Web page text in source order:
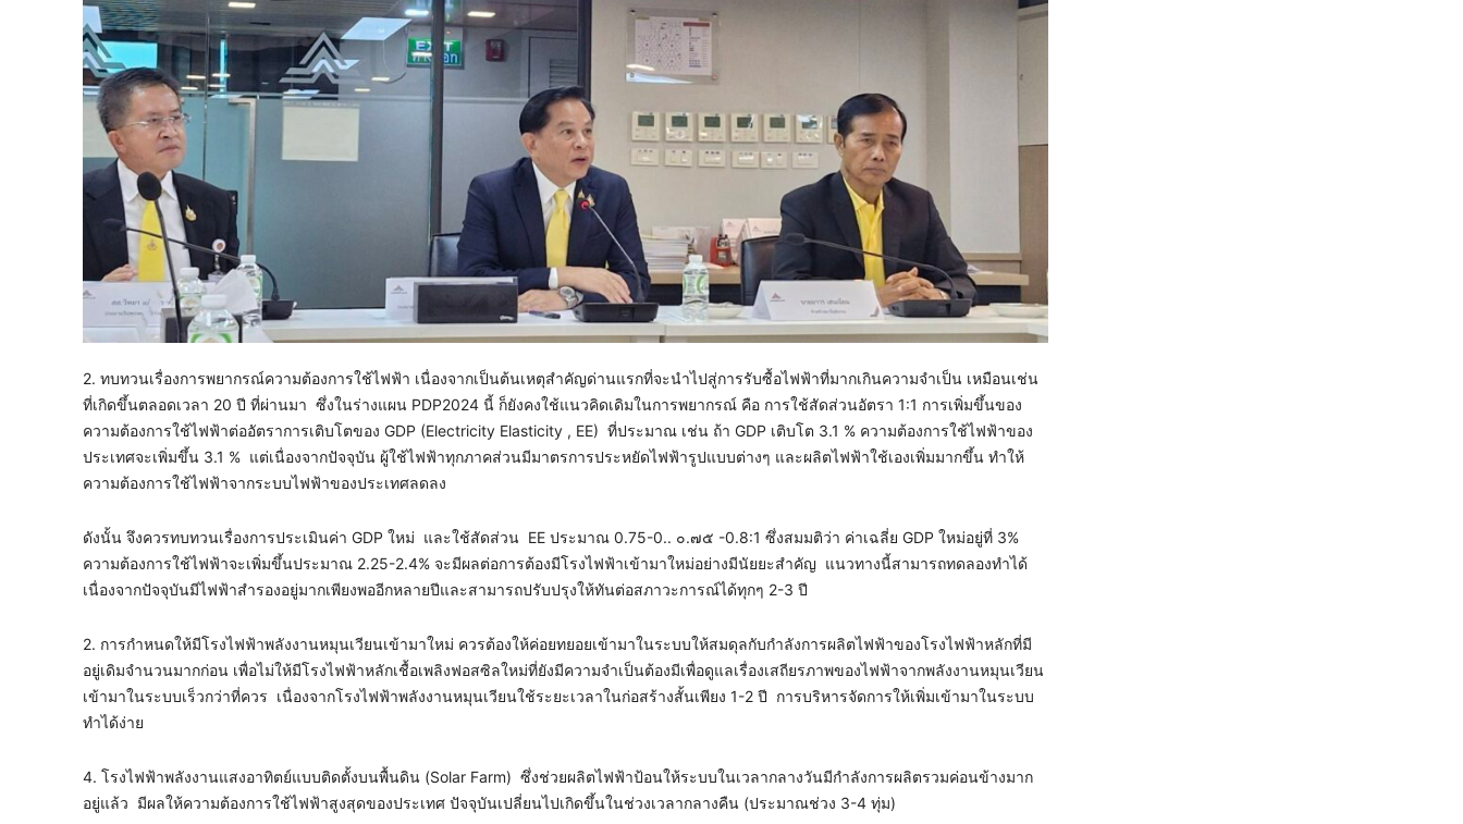
2. ทบทวนเรื่องการพยากรณ์ความต้องการใช้ไฟฟ้า เนื่องจากเป็นต้นเหตุสำคัญด่านแรกที่จะนำไปสู่การรับซื้อไฟฟ้าที่มากเกินความจำเป็น เหมือนเช่น
ที่เกิดขึ้นตลอดเวลา 20 ปี ที่ผ่านมา ซึ่งในร่างแผน PDP2024 นี้ ก็ยังคงใช้แนวคิดเดิมในการพยากรณ์ คือ การใช้สัดส่วนอัตรา 1:1 การเพิ่มขึ้นของ
ความต้องการใช้ไฟฟ้าต่ออัตราการเติบโตของ GDP (Electricity Elasticity , EE) ที่ประมาณ เช่น ถ้า GDP เติบโต 3.1 % ความต้องการใช้ไฟฟ้าของ
ประเทศจะเพิ่มขึ้น 3.1 % แต่เนื่องจากปัจจุบัน ผู้ใช้ไฟฟ้าทุกภาคส่วนมีมาตรการประหยัดไฟฟ้ารูปแบบต่างๆ และผลิตไฟฟ้าใช้เองเพิ่มมากขึ้น ทำให้
ความต้องการใช้ไฟฟ้าจากระบบไฟฟ้าของประเทศลดลง
ดังนั้น จึงควรทบทวนเรื่องการประเมินค่า GDP ใหม่ และใช้สัดส่วน EE ประมาณ 0.75-0.. ๐.๗๕ -0.8:1 ซึ่งสมมติว่า ค่าเฉลี่ย GDP ใหม่อยู่ที่ 3%
ความต้องการใช้ไฟฟ้าจะเพิ่มขึ้นประมาณ 2.25-2.4% จะมีผลต่อการต้องมีโรงไฟฟ้าเข้ามาใหม่อย่างมีนัยยะสำคัญ แนวทางนี้สามารถทดลองทำได้
เนื่องจากปัจจุบันมีไฟฟ้าสำรองอยู่มากเพียงพออีกหลายปีและสามารถปรับปรุงให้ทันต่อสภาวะการณ์ได้ทุกๆ 2-3 ปี
2. การกำหนดให้มีโรงไฟฟ้าพลังงานหมุนเวียนเข้ามาใหม่ ควรต้องให้ค่อยทยอยเข้ามาในระบบให้สมดุลกับกำลังการผลิตไฟฟ้าของโรงไฟฟ้าหลักที่มี
อยู่เดิมจำนวนมากก่อน เพื่อไม่ให้มีโรงไฟฟ้าหลักเชื้อเพลิงฟอสซิลใหม่ที่ยังมีความจำเป็นต้องมีเพื่อดูแลเรื่องเสถียรภาพของไฟฟ้าจากพลังงานหมุนเวียน
เข้ามาในระบบเร็วกว่าที่ควร เนื่องจากโรงไฟฟ้าพลังงานหมุนเวียนใช้ระยะเวลาในก่อสร้างสั้นเพียง 1-2 ปี การบริหารจัดการให้เพิ่มเข้ามาในระบบ
ทำได้ง่าย
4. โรงไฟฟ้าพลังงานแสงอาทิตย์แบบติดตั้งบนพื้นดิน (Solar Farm) ซึ่งช่วยผลิตไฟฟ้าป้อนให้ระบบในเวลากลางวันมีกำลังการผลิตรวมค่อนข้างมาก
อยู่แล้ว มีผลให้ความต้องการใช้ไฟฟ้าสูงสุดของประเทศ ปัจจุบันเปลี่ยนไปเกิดขึ้นในช่วงเวลากลางคืน (ประมาณช่วง 3-4 ทุ่ม)